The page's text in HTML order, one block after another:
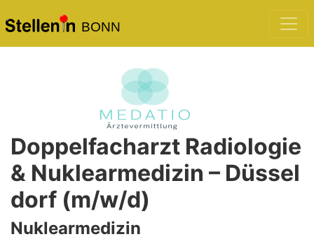
BONN
Doppelfacharzt Radiologie
& Nuklearmedizin – Düssel
dorf (m/w/d)
Nuklearmedizin